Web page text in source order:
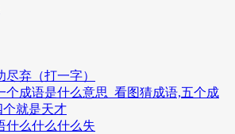
尽弃（打一字）
个成语是什么意思_看图猜成语,五个成
个就是天才
什么什么什么失